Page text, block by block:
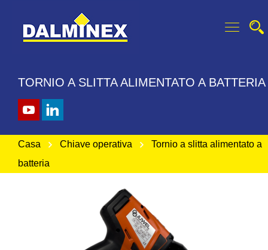
TORNIO A SLITTA ALIMENTATO A BATTERIA
Casa Chiave operativa
Tornio a slitta alimentato a
batteria